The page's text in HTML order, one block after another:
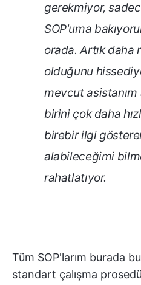
gerekmiyor,
SOP'uma
orada. Artık daha
olduğunu
mevcut asistanım
birini çok daha
birebir ilgi
alabileceğimi
rahatlatıyor.
Tüm SOP'larım burada
standart çalışma